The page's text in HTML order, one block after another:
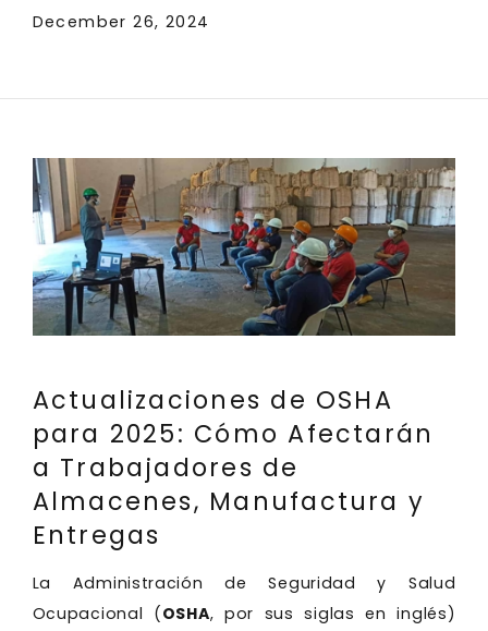
December 26, 2024
Actualizaciones de OSHA
para 2025: Cómo Afectarán
a Trabajadores de
Almacenes, Manufactura y
Entregas
La Administración de Seguridad y Salud
Ocupacional (OSHA, por sus siglas en inglés)